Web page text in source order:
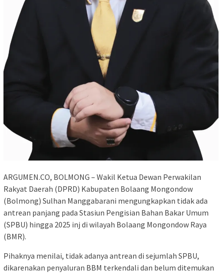
ARGUMEN.CO, BOLMONG – Wakil Ketua Dewan Perwakilan
Rakyat Daerah (DPRD) Kabupaten Bolaang Mongondow
(Bolmong) Sulhan Manggabarani mengungkapkan tidak ada
antrean panjang pada Stasiun Pengisian Bahan Bakar Umum
(SPBU) hingga 2025 inj di wilayah Bolaang Mongondow Raya
(BMR).
Pihaknya menilai, tidak adanya antrean di sejumlah SPBU,
dikarenakan penyaluran BBM terkendali dan belum ditemukan